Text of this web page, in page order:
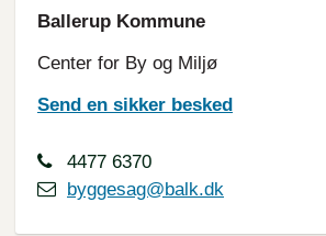
Ballerup Kommune
Center for By og Miljø
Send en sikker besked
4477 6370
byggesag@balk.dk